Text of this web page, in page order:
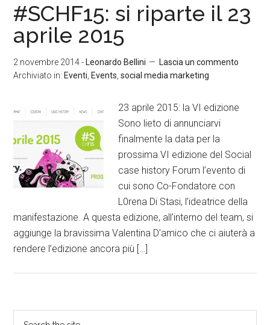
#SCHF15: si riparte il 23
aprile 2015
2 novembre 2014- Leonardo Bellini
Lascia un commento
Archiviato in: Eventi Events ,social media marketing
23 aprile 2015: la VI edizione
Sono lieto di annunciarvi
finalmente la data per la
prossima VI edizione del Social
case history Forum l’evento di
cui sono Co-Fondatore con
L0rena Di Stasi, l’ideatrice della
manifestazione. A questa edizione, all’interno del team, si
aggiunge la bravissima Valentina D’amico che ci aiuterà a
rendere l’edizione ancora più […]